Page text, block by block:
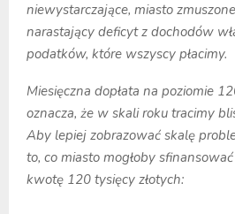
niewystarczające, miasto
narastający deficyt z dochodów
podatków, które wszyscy płacimy.
Miesięczna dopłata na poziomie
oznacza, że w skali roku tracimy
Aby lepiej zobrazować skalę
to, co miasto mogłoby
kwotę 120 tysięcy złotych: